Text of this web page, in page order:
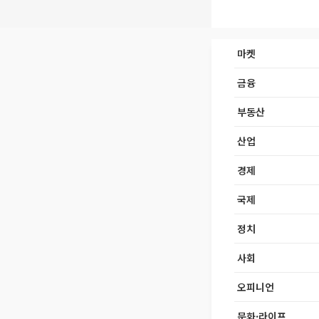
마켓
금융
부동산
산업
경제
국제
정치
사회
오피니언
문화·라이프